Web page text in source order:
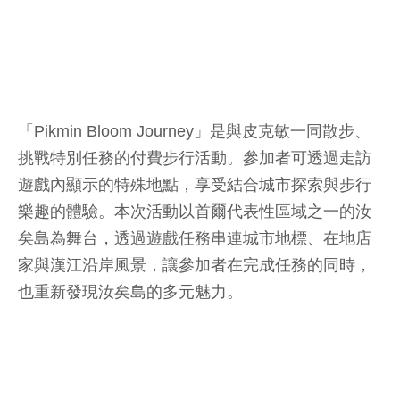
「Pikmin Bloom Journey」是與皮克敏一同散步、
挑戰特別任務的付費步行活動。參加者可透過走訪
遊戲內顯示的特殊地點，享受結合城市探索與步行
樂趣的體驗。本次活動以首爾代表性區域之一的汝
矣島為舞台，透過遊戲任務串連城市地標、在地店
家與漢江沿岸風景，讓參加者在完成任務的同時，
也重新發現汝矣島的多元魅力。